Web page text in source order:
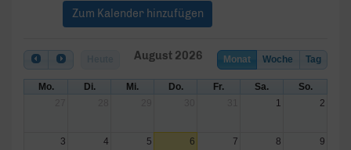
Zum Kalender hinzufügen
Monat Woche Tag
August 2026
Mo. Di. Mi. Do. Fr. Sa.
So.
1 2
3 4 5 6 7 8 9